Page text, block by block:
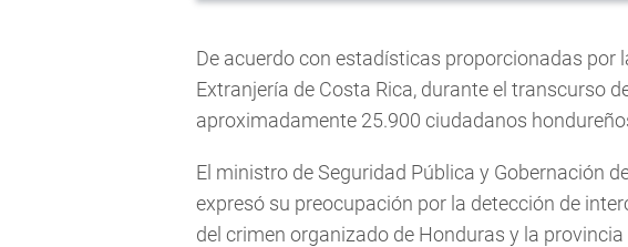
De acuerdo con estadísticas proporcionadas por
Extranjería de Costa Rica, durante el transcurso
aproximadamente 25.900 ciudadanos
El ministro de Seguridad Pública y Gobernación
expresó su preocupación por la detección de
del crimen organizado de Honduras y la